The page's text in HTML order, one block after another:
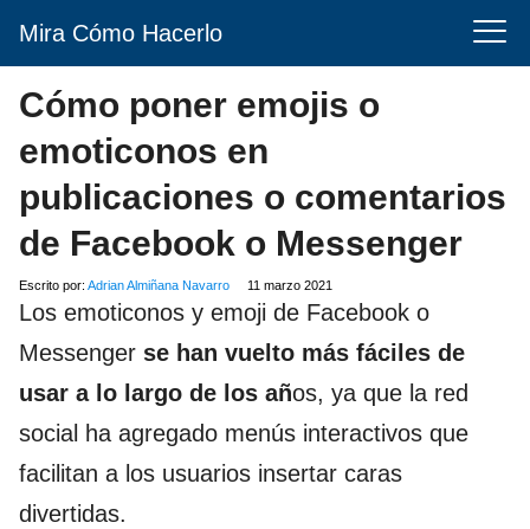
Mira Cómo Hacerlo
Cómo poner emojis o
emoticonos en
publicaciones o comentarios
de Facebook o Messenger
Escrito por: Adrian Almiñana Navarro 11 marzo 2021
Los emoticonos y emoji de Facebook o
Messenger se han vuelto más fáciles de
usar a lo largo de los años, ya que la red
social ha agregado menús interactivos que
facilitan a los usuarios insertar caras
divertidas.